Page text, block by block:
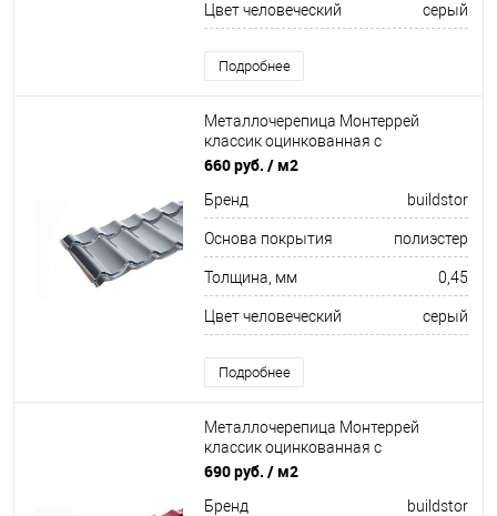
Цвет человеческий серый
Подробнее
Металлочерепица Монтеррей
классик оцинкованная с
полимерным покрытием
660 руб. / м2
Бренд buildstor
Основа покрытия полиэстер
Толщина, мм 0,45
Цвет человеческий серый
Подробнее
Металлочерепица Монтеррей
классик оцинкованная с
полимерным покрытием
690 руб. / м2
Бренд buildstor